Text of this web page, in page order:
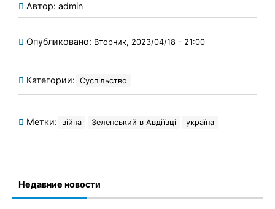
Автор: admin
Опубликовано: Вторник, 2023/04/18 - 21:00
Категории: Суспільство
Метки: війна Зеленський в Авдіївці україна
Недавние новости